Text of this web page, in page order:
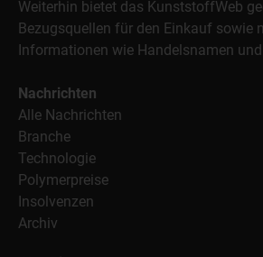
Weiterhin bietet das KunststoffWeb
Bezugsquellen für den Einkauf sowie
Informationen wie Handelsnamen
Nachrichten
Alle Nachrichten
Branche
Technologie
Polymerpreise
Insolvenzen
Archiv